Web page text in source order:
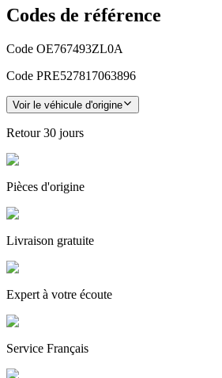
Codes de référence
Code OE767493ZL0A
Code PRE527817063896
Voir le véhicule d'origine
Retour30 jours
Pièces d'origine
Livraison gratuite
Expert à votre écoute
Service Français